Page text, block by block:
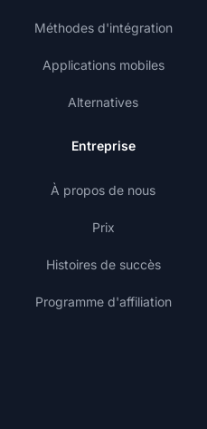
Méthodes d'intégration
Applications mobiles
Alternatives
Entreprise
À propos de nous
Prix
Histoires de succès
Programme d'affiliation